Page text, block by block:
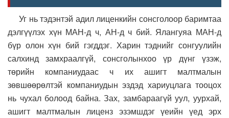
Уг нь тэдэнтэй адил лиценкийн сонсголоор баримтаа
дэлгүүлэх хүн МАН-д ч, АН-д ч бий. Ялангуяа МАН-д
бүр олон хүн бий гэгддэг. Харин тэднийг сонгуулийн
салхинд замхраалгүй, сонсголынхоо үр дүнг үзэж,
төрийн компаниудаас ч их ашигт малтмалын
зөвшөөрөлтэй компаниудын эздэд хариуцлага тооцох
нь чухал болоод байна. Зах, замбараагүй уул, уурхай,
ашигт малтмалын лиценз эзэмшдэг үеийн үед эрх